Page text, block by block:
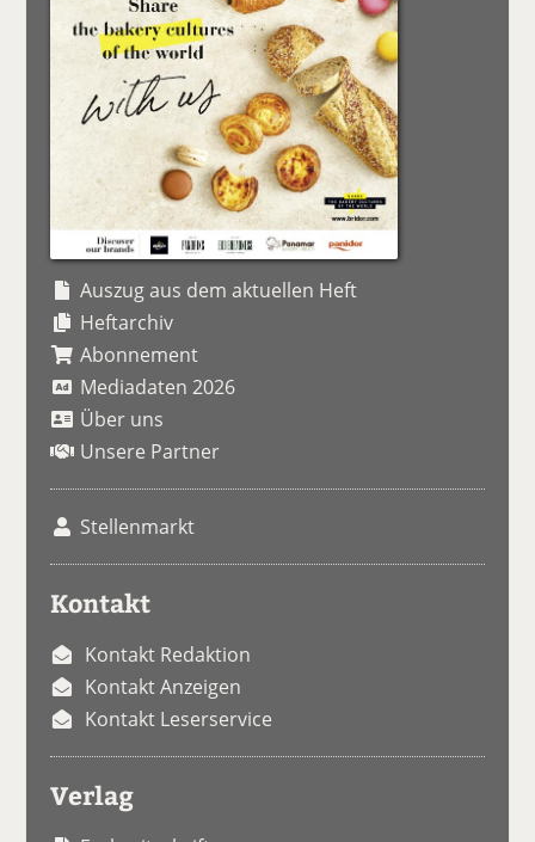
Auszug aus dem aktuellen Heft
Heftarchiv
Abonnement
Mediadaten 2026
Über uns
Unsere Partner
Stellenmarkt
Kontakt
Kontakt Redaktion
Kontakt Anzeigen
Kontakt Leserservice
Verlag